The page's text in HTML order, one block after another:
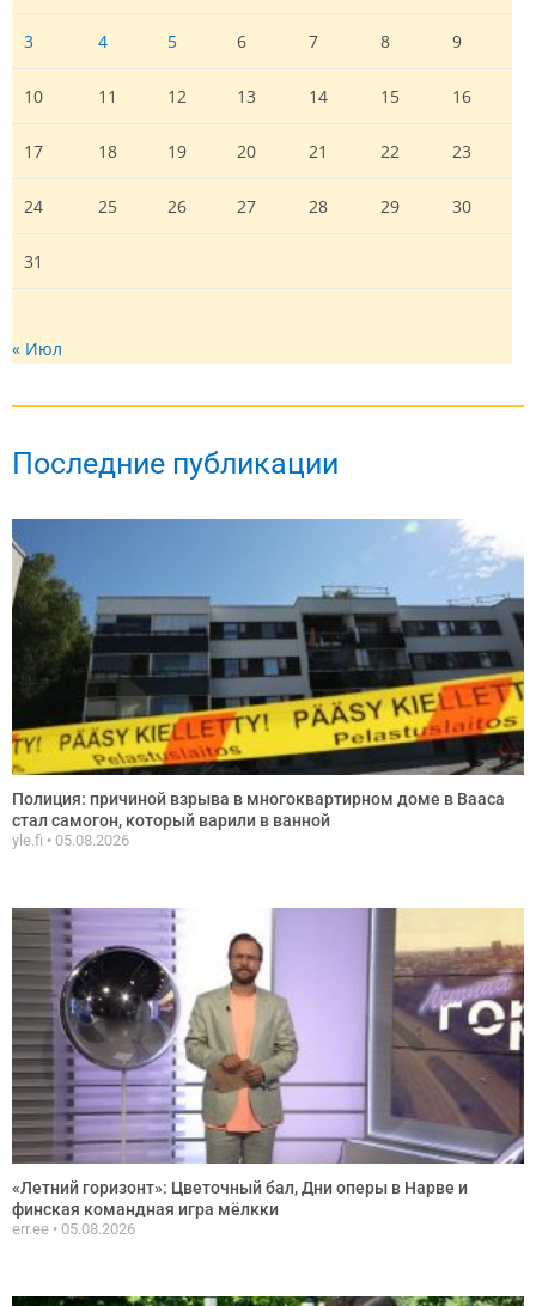
3 4 5 6 7 8 9
10 11 12 13 14 15 16
17 18 19 20 21 22 23
24 25 26 27 28 29 30
31
« Июл
Последние публикации
Полиция: причиной взрыва в многоквартирном доме в Вааса
стал самогон, который варили в ванной
yle.fi 05.08.2026
«Летний горизонт»: Цветочный бал, Дни оперы в Нарве и
финская командная игра мёлкки
err.ee 05.08.2026